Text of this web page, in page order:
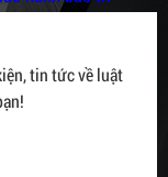
tin tức về luật